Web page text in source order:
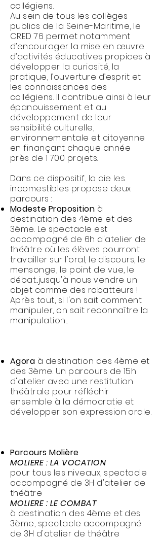
collégiens.
Au sein de tous les collèges
publics de la Seine-Maritime, le
CRED 76 permet notamment
d’encourager la mise en œuvre
d’activités éducatives propices à
développer la curiosité, la
pratique, l’ouverture d’esprit et
les connaissances des
collégiens. Il contribue ainsi à leur
épanouissement et au
développement de leur
sensibilité culturelle,
environnementale et citoyenne
en finançant chaque année
près de 1 700 projets.
Dans ce dispositif, la cie les
incomestibles propose deux
parcours :
Modeste Proposition à
destination des 4ème et des
3ème. Le spectacle est
accompagné de 6h d'atelier de
théâtre où les élèves pourront
travailler sur l'oral, le discours, le
mensonge, le point de vue, le
débat...jusqu'à nous vendre un
objet comme des rabatteurs !
Après tout, si l'on sait comment
manipuler, on sait reconnaître la
manipulation...
Agora à destination des 4ème et
des 3ème. Un parcours de 15h
d'atelier avec une restitution
théâtrale pour réfléchir
ensemble à la démocratie et
développer son expression orale.
Parcours Molière
MOLIERE : LA VOCATION
pour tous les niveaux, spectacle
accompagné de 3H d'atelier de
théâtre
MOLIERE : LE COMBAT
à destination des 4ème et des
3ème, spectacle accompagné
de 3H d'atelier de théâtre